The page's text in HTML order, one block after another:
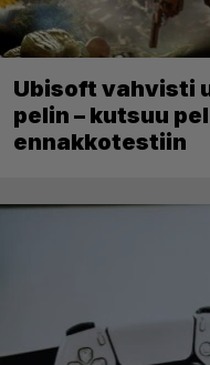
Ubisoft vahvisti
pelin – kutsuu
ennakkotestiin